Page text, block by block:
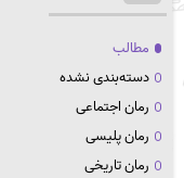
مطالب
دسته‌بندی نشده
رمان اجتماعی
رمان پلیسی
رمان تاریخی